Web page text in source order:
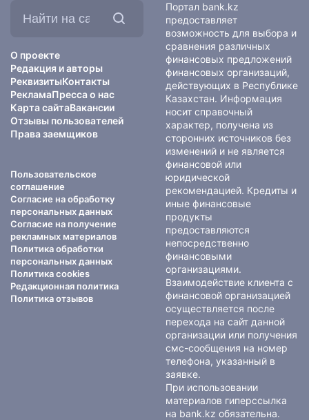
О проекте
Редакция и авторы
РеквизитыКонтакты
РекламаПресса о нас
Карта сайтаВакансии
Отзывы пользователей
Права заемщиков
Пользовательское
соглашение
Согласие на обработку
персональных данных
Согласие на получение
рекламных материалов
Политика обработки
персональных данных
Политика cookies
Редакционная политика
Политика отзывов
Портал bank.kz
предоставляет
возможность для выбора и
сравнения различных
финансовых предложений
финансовых организаций,
действующих в Республике
Казахстан. Информация
носит справочный
характер, получена из
сторонних источников без
изменений и не является
финансовой или
юридической
рекомендацией. Кредиты и
иные финансовые
продукты
предоставляются
непосредственно
финансовыми
организациями.
Взаимодействие клиента с
финансовой организацией
осуществляется после
перехода на сайт данной
организации или получения
смс-сообщения на номер
телефона, указанный в
заявке.
При использовании
материалов гиперссылка
на bank.kz обязательна.